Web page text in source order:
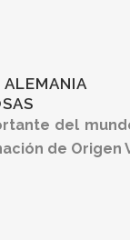
ALEMANIA
del
de Origen